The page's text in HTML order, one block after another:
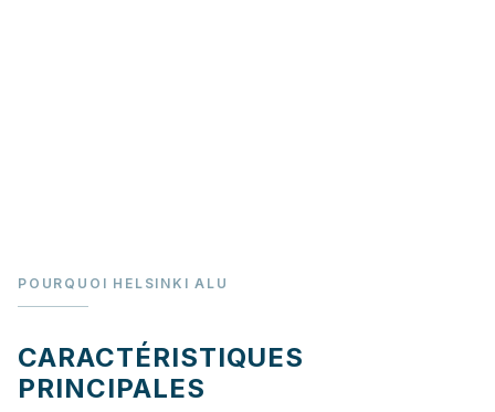
POURQUOI HELSINKI ALU
CARACTÉRISTIQUES
PRINCIPALES